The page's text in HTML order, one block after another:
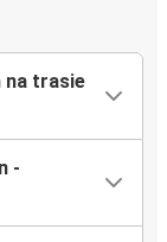
na trasie
-